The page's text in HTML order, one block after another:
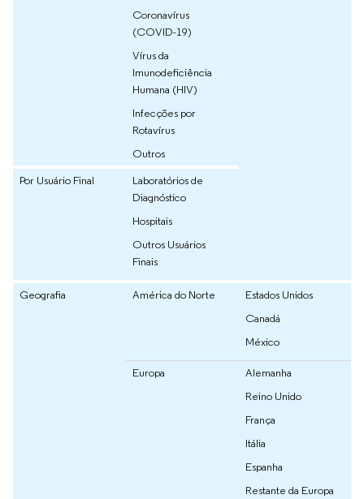
Coronavírus
(COVID-19)
Vírus da
Imunodeficiência
Humana (HIV)
Infecções por
Rotavírus
Outros
Por Usuário Final
Laboratórios de
Diagnóstico
Hospitais
Outros Usuários
Finais
Geografia América do Norte
Estados Unidos
Canadá
México
Europa
Alemanha
Reino Unido
França
Itália
Espanha
Restante da Europa